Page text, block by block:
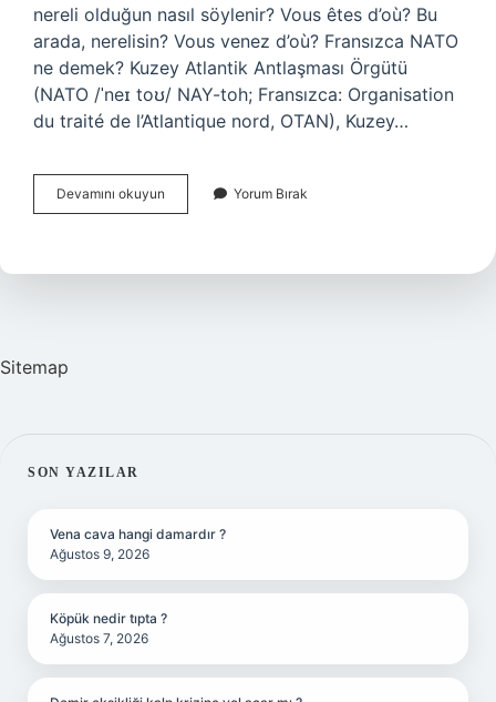
nereli olduğun nasıl söylenir? Vous êtes d’où? Bu
arada, nerelisin? Vous venez d’où? Fransızca NATO
ne demek? Kuzey Atlantik Antlaşması Örgütü
(NATO /ˈneɪ toʊ/ NAY-toh; Fransızca: Organisation
du traité de l’Atlantique nord, OTAN), Kuzey…
Devamını okuyun
Ne
Yorum Bırak
Sitemap
SIDEBAR
SON YAZILAR
Vena cava hangi damardır ?
Ağustos 9, 2026
Köpük nedir tıpta ?
Ağustos 7, 2026